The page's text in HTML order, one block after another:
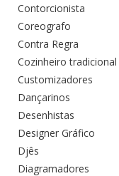
Contorcionista
Coreografo
Contra Regra
Cozinheiro tradicional
Customizadores
Dançarinos
Desenhistas
Designer Gráfico
Djês
Diagramadores